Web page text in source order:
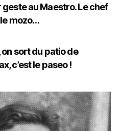
au Maestro. Le chef
le mozo…
sort du patio de
c’est le paseo !